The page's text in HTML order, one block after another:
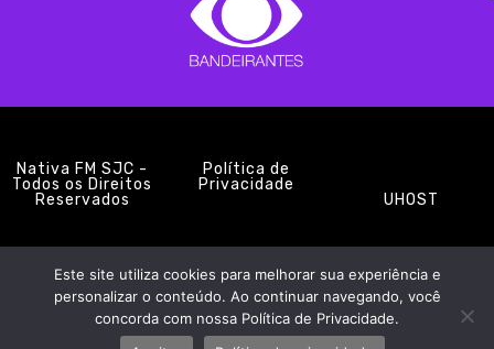
Nativa FM SJC -
Todos os Direitos
Reservados
Política de
Privacidade
UHOST
PROMOÇÕES EQUIPE NOTÍCIAS CONTATO
Este site utiliza cookies para melhorar sua experiência e
personalizar o conteúdo. Ao continuar navegando, você
concorda com nossa Política de Privacidade.